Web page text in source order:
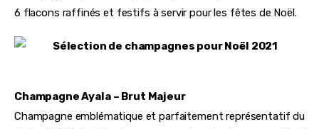
6 flacons raffinés et festifs à servir pour les fêtes de Noël.
Champagne Ayala – Brut Majeur
Champagne emblématique et parfaitement représentatif du